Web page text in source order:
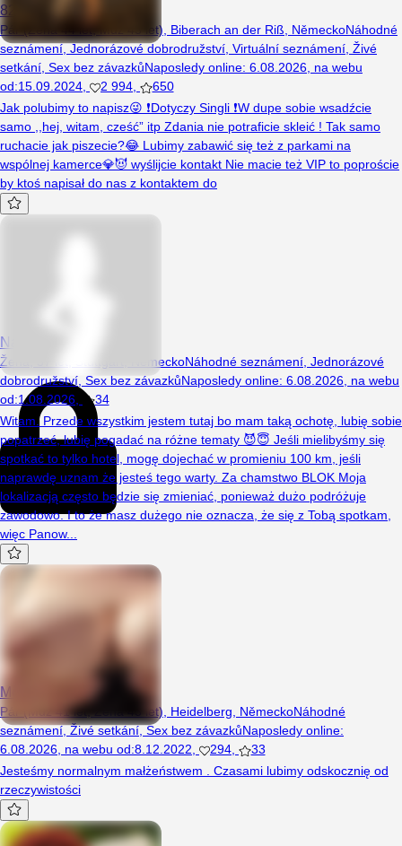
82SwingPara82
Pár (Žena 44 let, Muž 43 let), Biberach an der Riß, NěmeckoNáhodné
seznámení,Jednorázové dobrodružství, Virtuální seznámení, Živé
setkání, Sex bez závazkůNaposledy online: 6.08.2026, na webu
od:15.09.2024, 2 994,
650
Jak polubimy to napisz😜 ❗️Dotyczy Singli ❗️W dupe sobie wsadźcie
samo ,,hej, witam, cześć” itp Zdania nie potraficie skleić ! Tak samo
ruchacie jak piszecie?😂 Lubimy zabawić się też z parkami na
wspólnej kamerce💎😈 wyślijcie kontakt Nie macie też VIP to poproście
by ktoś napisał do nas z kontaktem do
Napalonamilf
Žena, 37 let, Stuttgart, NěmeckoNáhodné seznámení Jednorázové
dobrodružství Sex bez závazkůNaposledy online: 6.08.2026 na webu
od:1.08.2026
34
Witam. Przede wszystkim jestem tutaj bo mam taką ochotę, lubię sobie
popatrzeć, lubię pogadać na różne tematy 😈😇 Jeśli mielibyśmy się
spotkać to tylko hotel, mogę dojechać w promieniu 100 km, jeśli
naprawdę uznam że jesteś tego warty. Za chamstwo BLOK Moja
lokalizacją często będzie się zmieniać, ponieważ dużo podróżuje
zawodowo. I to że masz dużego nie oznacza, że się z Tobą spotkam,
więc Panow...
Mojei
Pár (Muž 41 let, Žena 43 let), Heidelberg, NěmeckoNáhodné
seznámení,Živé setkání,Sex bez závazkůNaposledy online:
6.08.2026, na webu od:8.12.2022, 294,
33
Jesteśmy normalnym małżeństwem . Czasami lubimy odskocznię od
rzeczywistości